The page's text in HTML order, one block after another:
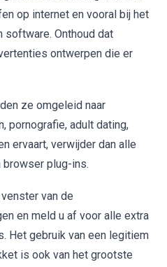
op internet en vooral bij het
Onthoud dat
ontwerpen die er
ze omgeleid naar
pornografie, adult dating,
ervaart, verwijder dan alle
plug-ins.
van de
en meld u af voor alle extra
Het gebruik van een legitiem
is ook van het grootste